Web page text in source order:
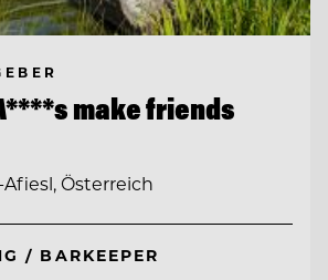
make friends
Österreich
CHEF DE RANG / BARKEEPER